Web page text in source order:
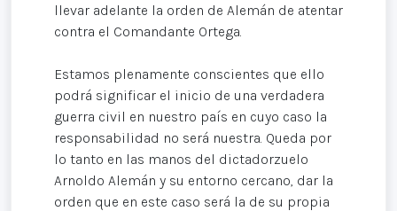
llevar adelante la orden de Alemán de atentar
contra el Comandante Ortega.
Estamos plenamente conscientes que ello
podrá significar el inicio de una verdadera
guerra civil en nuestro país en cuyo caso la
responsabilidad no será nuestra. Queda por
lo tanto en las manos del dictadorzuelo
Arnoldo Alemán y su entorno cercano, dar la
orden que en este caso será la de su propia